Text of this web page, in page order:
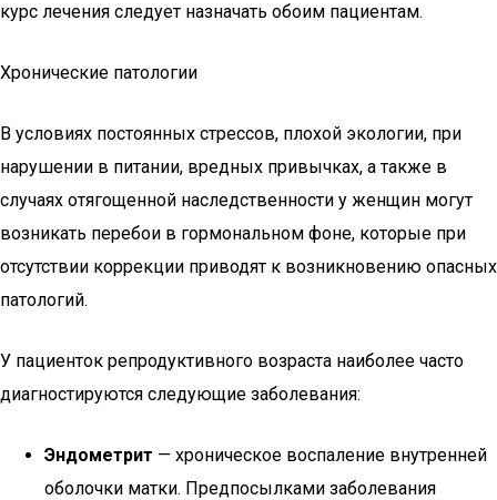
курс лечения следует назначать обоим пациентам.
Хронические патологии
В условиях постоянных стрессов, плохой экологии, при
нарушении в питании, вредных привычках, а также в
случаях отягощенной наследственности у женщин могут
возникать перебои в гормональном фоне, которые при
отсутствии коррекции приводят к возникновению опасных
патологий.
У пациенток репродуктивного возраста наиболее часто
диагностируются следующие заболевания:
Эндометрит — хроническое воспаление внутренней
оболочки матки. Предпосылками заболевания